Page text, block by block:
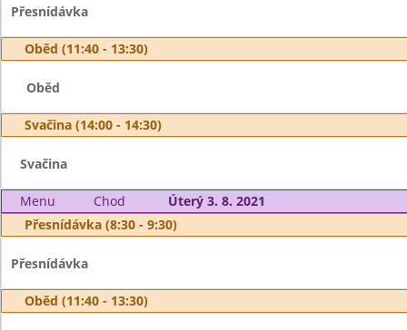
Přesnídávka
Oběd (11:40 - 13:30)
Oběd
Svačina (14:00 - 14:30)
Svačina
Menu Chod
Úterý 3. 8. 2021
Přesnídávka (8:30 - 9:30)
Přesnídávka
Oběd (11:40 - 13:30)